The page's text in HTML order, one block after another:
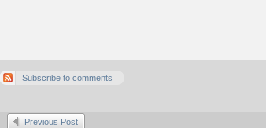
Subscribe to comments
Previous Post